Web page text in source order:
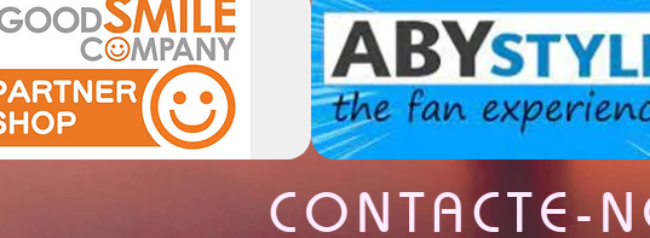
CONTACTE-